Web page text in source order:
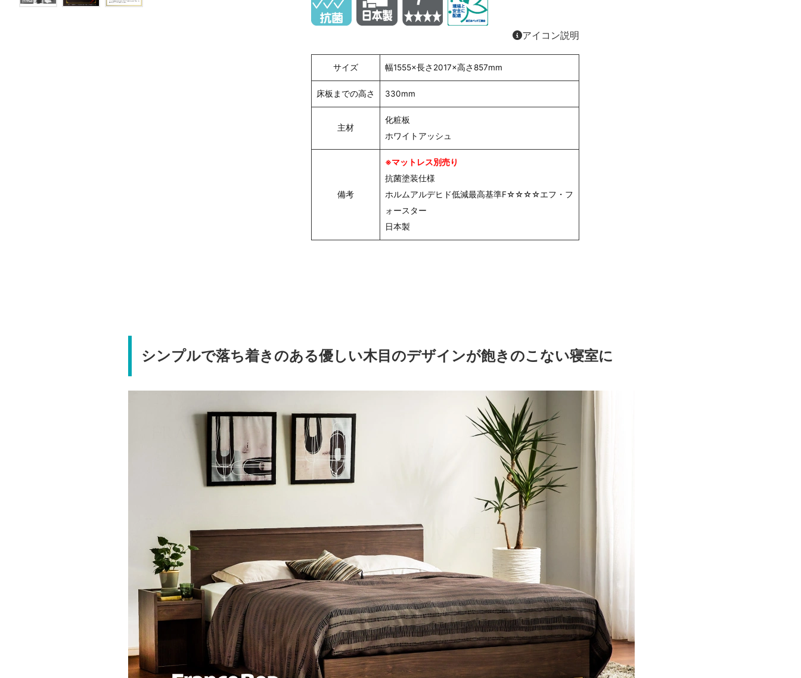
アイコン説明
サイズ 幅1555×長さ2017×高さ857mm
床板までの高さ 330mm
主材
化粧板
ホワイトアッシュ
備考
※マットレス別売り
抗菌塗装仕様
ホルムアルデヒド低減最高基準F☆☆☆☆エフ・フ
ォースター
日本製
シンプルで落ち着きのある優しい木目のデザインが飽きのこない寝室に